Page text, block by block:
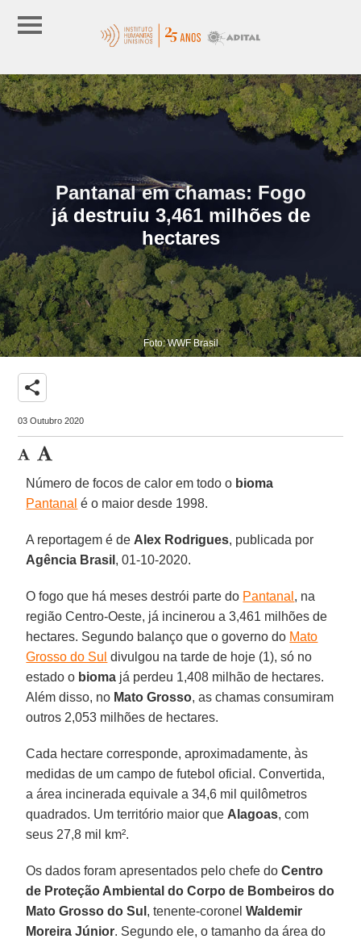
Pantanal em chamas: Fogo
já destruiu 3,461 milhões de
hectares
Foto: WWF Brasil
share
03 Outubro 2020
Número de focos de calor em todo o bioma
Pantanal é o maior desde 1998.
A reportagem é de Alex Rodrigues, publicada por
Agência Brasil , 01-10-2020.
O fogo que há meses destrói parte do Pantanal , na
região Centro-Oeste, já incinerou a 3,461 milhões de
hectares. Segundo balanço que o governo do Mato
Grosso do Sul divulgou na tarde de hoje (1), só no
estado o bioma já perdeu 1,408 milhão de hectares.
Além disso, no Mato Grosso, as chamas consumiram
outros 2,053 milhões de hectares.
Cada hectare corresponde, aproximadamente, às
medidas de um campo de futebol oficial. Convertida,
a área incinerada equivale a 34,6 mil quilômetros
quadrados. Um território maior que Alagoas, com
seus 27,8 mil km².
Os dados foram apresentados pelo chefe do Centro
de Proteção Ambiental do Corpo de Bombeiros do
Mato Grosso do Sul , tenente-coronelWaldemir
Moreira Júnior. Segundo ele, o tamanho da área do